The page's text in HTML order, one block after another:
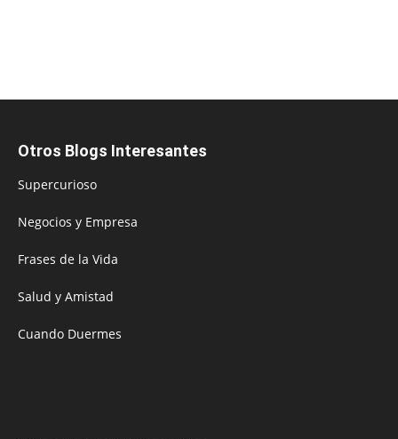
Otros Blogs Interesantes
Supercurioso
Negocios y Empresa
Frases de la Vida
Salud y Amistad
Cuando Duermes